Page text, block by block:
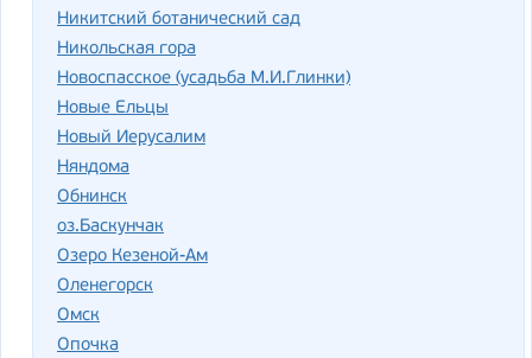
Никитский ботанический сад
Никольская гора
Новоспасское (усадьба М.И.Глинки)
Новые Ельцы
Новый Иерусалим
Няндома
Обнинск
оз.Баскунчак
Озеро Кезеной-Ам
Оленегорск
Омск
Опочка